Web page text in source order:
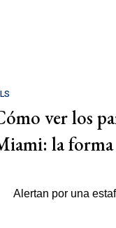
ver los
la